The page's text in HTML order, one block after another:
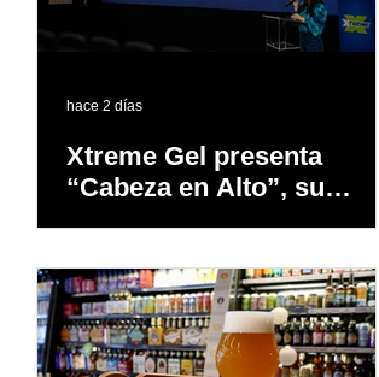
Xtreme Gel presenta
“Cabeza en Alto”, su
producido completamente
en Puerto Rico
hace 2 días